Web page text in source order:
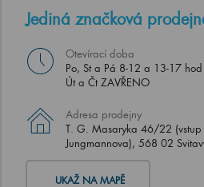
Jediná značková
Otevírací doba
Po, St a Pá 8-12 a 13-17 hod
Út a Čt ZAVŘENO
Adresa prodejny
T. G. Masaryka 46/22 (vstup
Jungmannova), 568 02
UKAŽ NA MAPĚ